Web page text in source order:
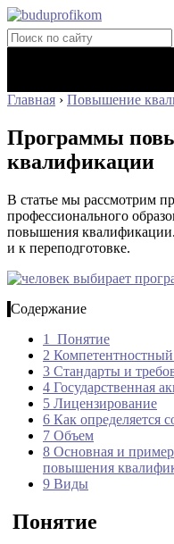
Главная › Повышение
Программы
квалификации
В статье мы рассмотрим
профессионального
повышения
и к переподготовке.
Содержание
1
Понятие
2
3 Стандарты и
4 Государственная
5 Лицензирование
6 Как определяется
7 Объем
8 Основная и
повышения
9 Виды
Понятие